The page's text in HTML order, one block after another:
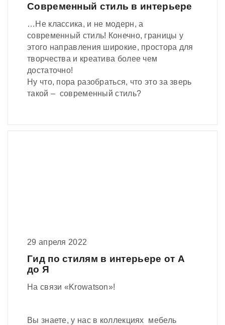
Современный стиль в интерьере
…Не классика, и не модерн, а
современный стиль! Конечно, границы у
этого направления широкие, простора для
творчества и креатива более чем
достаточно!
Ну что, пора разобраться, что это за зверь
такой – современный стиль?
29 апреля 2022
Гид по стилям в интерьере от А
до Я
На связи «Krowatson»!
Вы знаете, у нас в коллекциях мебель